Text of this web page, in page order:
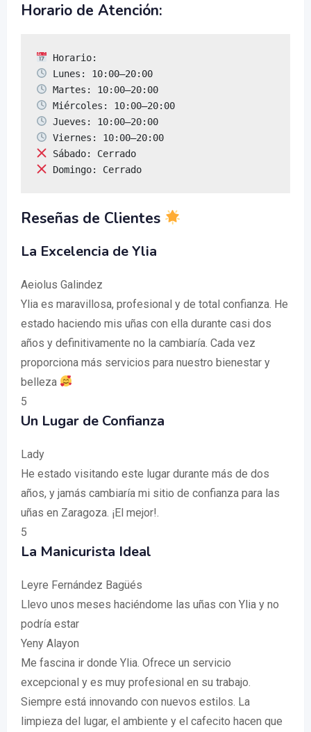
Horario de Atención:
Domingo: Cerrado
Reseñas de Clientes
La Excelencia de Ylia
Aeiolus Galindez
Ylia es maravillosa, profesional y de total confianza. He
estado haciendo mis uñas con ella durante casi dos
años y definitivamente no la cambiaría. Cada vez
proporciona más servicios para nuestro bienestar y
belleza
5
Un Lugar de Confianza
Lady
He estado visitando este lugar durante más de dos
años, y jamás cambiaría mi sitio de confianza para las
uñas en Zaragoza. ¡El mejor!.
5
La Manicurista Ideal
Leyre Fernández Bagüés
Llevo unos meses haciéndome las uñas con Ylia y no
podría estar
Yeny Alayon
Me fascina ir donde Ylia. Ofrece un servicio
excepcional y es muy profesional en su trabajo.
Siempre está innovando con nuevos estilos. La
limpieza del lugar, el ambiente y el cafecito hacen que